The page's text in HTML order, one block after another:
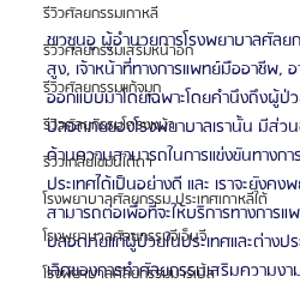
รีวิวศัลยกรรมเกาหลี
รีวิวศัลยกรรมเสริมหน้าอก
รีวิวศัลยกรรมแก้จมูก
รีวิวศัลยกรรมโครงหน้า
รีวิวเกลี่ยไขมันใต้ตา
โรงพยาบาลศัลยกรรม ประเทศเกาหลีใต้
โรงพยาบาลศัลยกรรมจีเอ็นจี
โรงพยาบาลศัลยกรรมมาร์เบิ้ล
ชเวซุนอู ผู้อำนวยการโรงพยาบาลศัลย
สูง, เจ้าหน้าที่ทางการแพทย์มืออาชีพ,
ออกแบบมาโดยเฉพาะโดยคำนึงถึงผู้ป่
ปลอดภัยของโรงพยาบาลเรานั้น มีส่ว
ด้านความสามารถในการแข่งขันทางก
ประเทศได้เป็นอย่างดี และ เราจะยังค
สามารถต่อเพื่อที่จะให้บริการทางการ
ปลอดภัยแก่ผู้ป่วยในประเทศและต่างป
เลิศของการทำศัลยกรรมเสริมความงา